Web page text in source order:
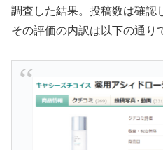
調査した結果。投稿数は確認
その評価の内訳は以下の通り